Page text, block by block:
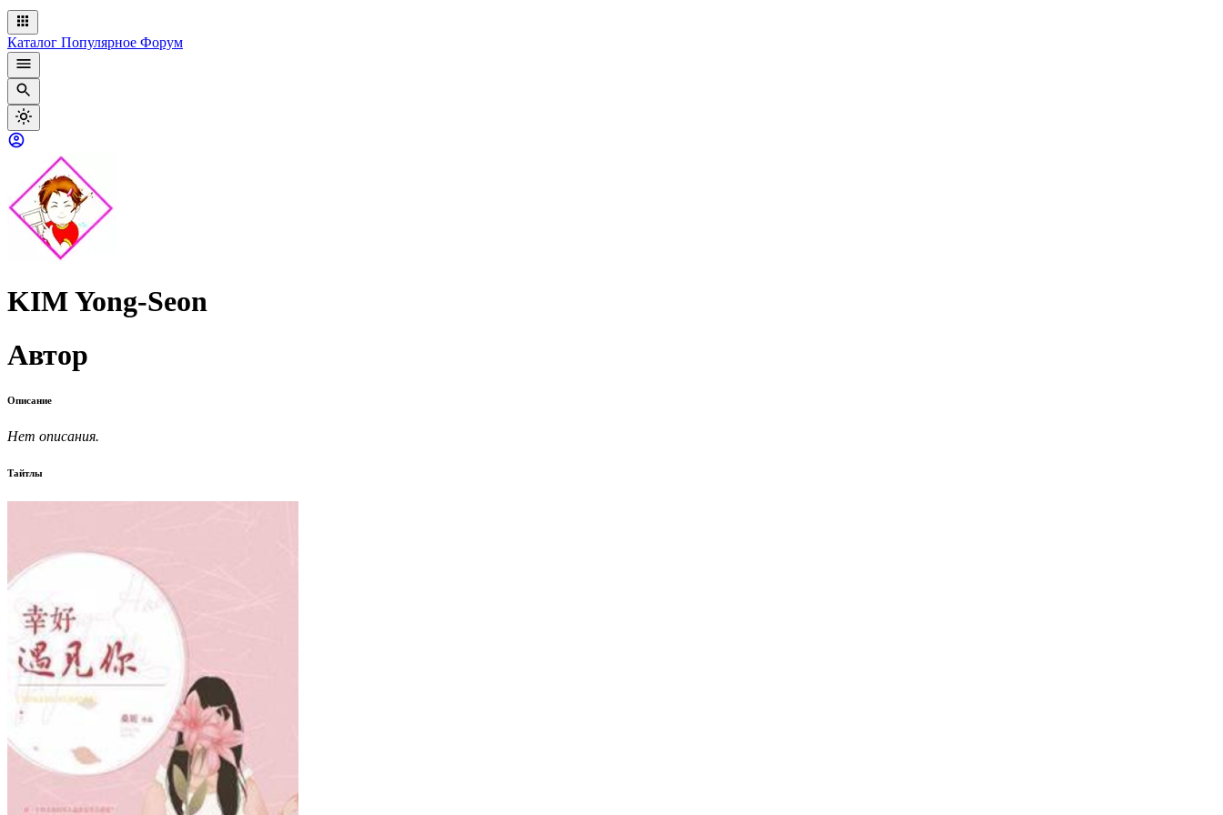
Каталог Популярное Форум
KIM Yong-Seon
Автор
Описание
Нет описания.
Тайтлы